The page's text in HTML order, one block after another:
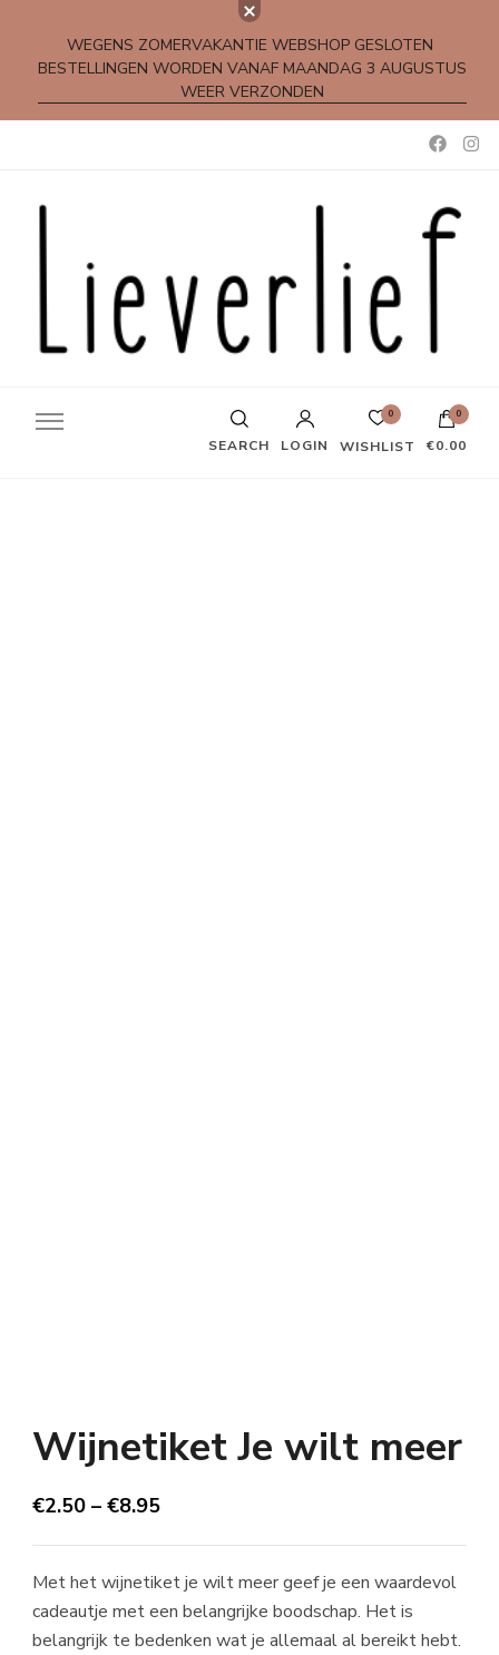
WEGENS ZOMERVAKANTIE WEBSHOP GESLOTEN
BESTELLINGEN WORDEN VANAF MAANDAG 3 AUGUSTUS
WEER VERZONDEN
SEARCH LOGIN
0
WISHLIST
0
€0.00
Wijnetiket Je wilt meer
€2.50 – €8.95
Met het wijnetiket je wilt meer geef je een waardevol
cadeautje met een belangrijke boodschap. Het is
belangrijk te bedenken wat je allemaal al bereikt hebt.